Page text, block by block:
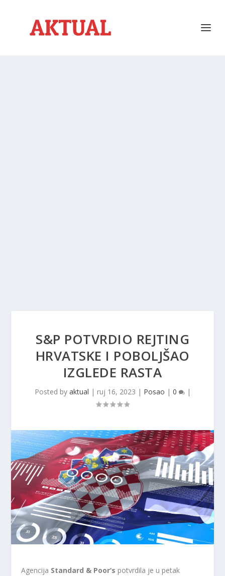
S&P POTVRDIO REJTING
HRVATSKE I POBOLJŠAO
IZGLEDE RASTA
Posted by aktual | ruj 16, 2023 | Posao | 0 |
Agencija Standard & Poor‘s potvrdila je u petak